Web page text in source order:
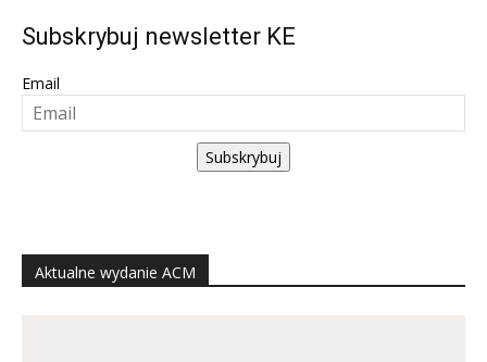
Subskrybuj newsletter KE
Email
Subskrybuj
Aktualne wydanie ACM